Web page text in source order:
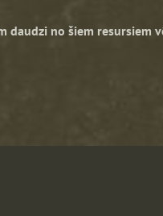
daudzi no šiem resursiem